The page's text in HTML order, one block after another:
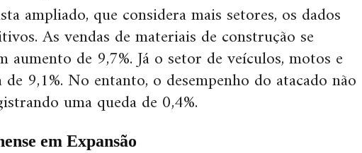
ampliado, que considera mais setores, os dados
As vendas de materiais de construção se
aumento de 9,7%. Já o setor de veículos, motos e
9,1%. No entanto, o desempenho do atacado não
uma queda de 0,4%.
em Expansão